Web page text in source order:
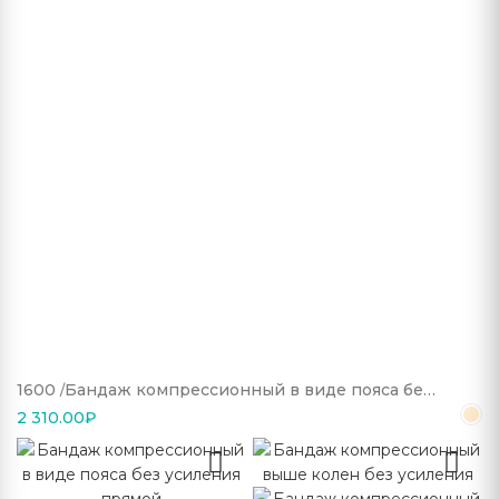
1600 Бандаж компрессионный в виде пояса без
2 310.00₽